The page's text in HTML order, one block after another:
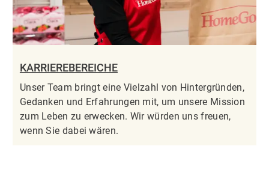
KARRIEREBEREICHE
Unser Team bringt eine Vielzahl von Hintergründen,
Gedanken und Erfahrungen mit, um unsere Mission
zum Leben zu erwecken. Wir würden uns freuen,
wenn Sie dabei wären.